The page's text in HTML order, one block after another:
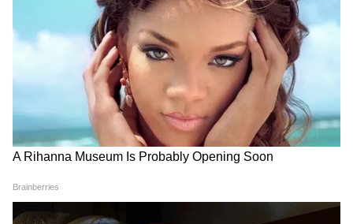
आपको परेशान होने की ज़रूरत नहीं है। आप अपने
मोबाइल से एक मैसेज भेजकर भी अपने शहर का ताजा
रेट पता कर सकते हैं। इंडियन ऑयल (IOCL) के लिए
अपने फोन के मैसेज बॉक्स में लिखें RSP <स्पेस> अपने
शहर का कोड और इसे 9224992249 पर भेज दें। भारत
पेट्रोलियम (BPCL) के लिए टाइप करें RSP <स्पेस>
शहर का कोड और 9223112222 पर भेज दें, तुरंत रेट
रांची प्रोटेस्ट में अब अड़ गए छात्र, बजी तालियां
और छात्रों का जोश दिखा हाई